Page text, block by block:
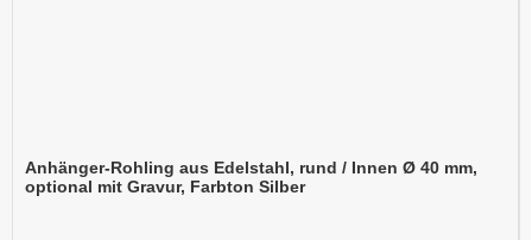
Anhänger-Rohling aus Edelstahl, rund / Innen Ø 40 mm,
optional mit Gravur, Farbton Silber